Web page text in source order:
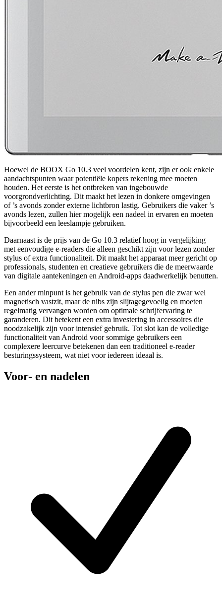
Hoewel de BOOX Go 10.3 veel voordelen kent, zijn er ook enkele
aandachtspunten waar potentiële kopers rekening mee moeten
houden. Het eerste is het ontbreken van ingebouwde
voorgrondverlichting. Dit maakt het lezen in donkere omgevingen
of ’s avonds zonder externe lichtbron lastig. Gebruikers die vaker ’s
avonds lezen, zullen hier mogelijk een nadeel in ervaren en moeten
bijvoorbeeld een leeslampje gebruiken.
Daarnaast is de prijs van de Go 10.3 relatief hoog in vergelijking
met eenvoudige e-readers die alleen geschikt zijn voor lezen zonder
stylus of extra functionaliteit. Dit maakt het apparaat meer gericht op
professionals, studenten en creatieve gebruikers die de meerwaarde
van digitale aantekeningen en Android-apps daadwerkelijk benutten.
Een ander minpunt is het gebruik van de stylus pen die zwar wel
magnetisch vastzit, maar de nibs zijn slijtagegevoelig en moeten
regelmatig vervangen worden om optimale schrijfervaring te
garanderen. Dit betekent een extra investering in accessoires die
noodzakelijk zijn voor intensief gebruik. Tot slot kan de volledige
functionaliteit van Android voor sommige gebruikers een
complexere leercurve betekenen dan een traditioneel e-reader
besturingssysteem, wat niet voor iedereen ideaal is.
Voor- en nadelen